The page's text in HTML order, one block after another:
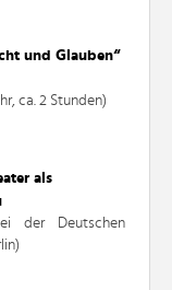
und Glauben“
ca. 2 Stunden)
als
der Deutschen